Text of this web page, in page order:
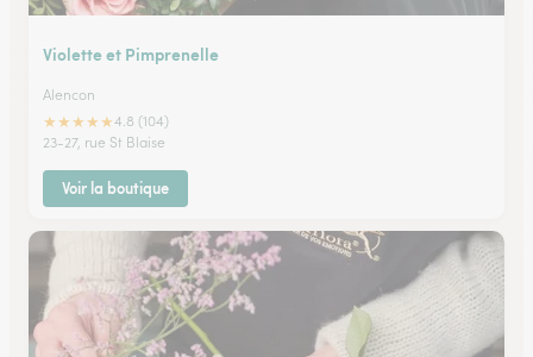
Violette et Pimprenelle
Alencon
★★★★★4.8 (104)
23-27, rue St Blaise
Voir la boutique